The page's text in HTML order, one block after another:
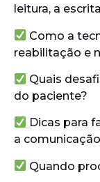
leitura, a
Como a
reabilitação e
Quais
do paciente?
Dicas para
a
Quando